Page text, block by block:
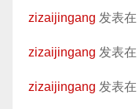
zizaijingang 发表在
zizaijingang 发表在
zizaijingang 发表在